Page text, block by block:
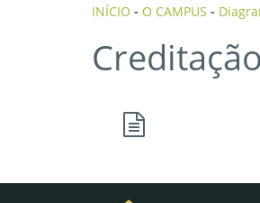
INÍCIO - O CAMPUS -